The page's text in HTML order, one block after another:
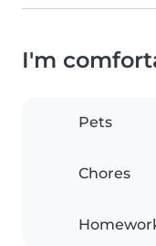
I'm
Pets
Chores